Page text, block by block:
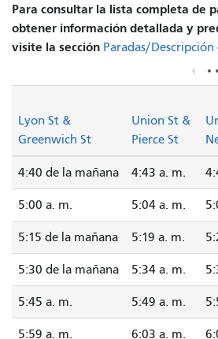
Para consultar la lista completa de
obtener información detallada y
visite la sección Paradas/Descripción
Lyon St &
Greenwich St
Union St &
Pierce St
4:40 de la mañana 4:43 a. m.
5:00 a. m. 5:04 a. m.
5:15 de la mañana 5:19 a. m.
5:30 de la mañana 5:34 a. m.
5:45 a. m. 5:49 a. m.
5:59 a. m. 6:03 a. m.